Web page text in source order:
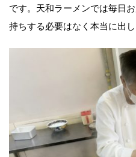
です。天和ラーメンでは毎日
持ちする必要はなく本当に出